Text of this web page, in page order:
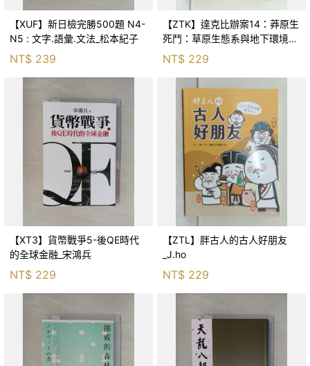
【XUF】新日檢完勝500題 N4-
N5 : 文字.語彙.文法_松本紀子
NT$ 239
【ZTK】達克比辦案14：莽原生
死鬥：草原生態系與地下環境的
生存適應_柯智元
NT$ 229
【XT3】貨幣戰爭5-後QE時代
的全球金融_宋鴻兵
NT$ 229
【ZTL】胖古人的古人好朋友
_J.ho
NT$ 229